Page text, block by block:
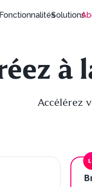
FonctionnalitésSolutions
à
Accélérez